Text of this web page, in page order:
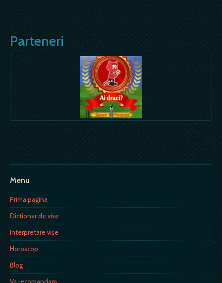
Parteneri
Menu
Prima pagina
Dictionar de vise
Interpretare vise
Horoscop
Blog